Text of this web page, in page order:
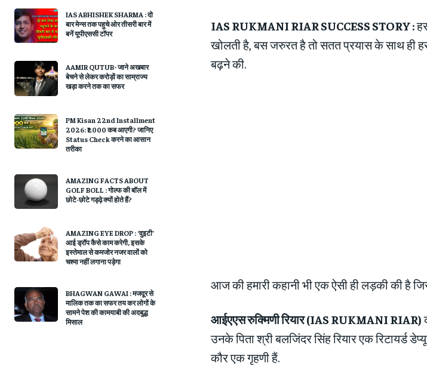
IAS ABHISHEK SHARMA : दो
बार मेन्स तक पहुचे ओर तीसरी बार में
बनें यूपीएससी टॉपर
AAMIR QUTUB- जाने अखबार
बेचने से लेकर करोड़ों का साम्राज्य
खड़ा करने तक का सफर
PM Kisan 22nd Installment
2026: ₹2000 कब आएगी? जानिए
Status Check करने का आसान
तरीका
AMAZING FACTS ABOUT
GOLF BOLL : गोल्फ की बॉल में
छोटे-छोटे गड्ढ़े क्यों होते हैं?
AMAZING EYE DROP : ‘वुइटी’
आई ड्रॉप कैसे काम करेगी, इसके
इस्‍तेमाल से कमजोर नजर वालों को
चश्‍मा नहीं लगाना पड़ेगा
BHAGWAN GAWAI : मजदूर से
मालिक तक का सफर तय कर लोगों के
सामने पेश की कामयाबी की अदबुद्ध
मिसाल
IAS RUKMANI RIAR SUCCESS STORY :
खोलती है, बस जरुरत है तो सतत प्रयास के साथ
बढ़ने की.
आज की हमारी कहानी भी एक ऐसी ही लड़की की है
आईएएस रुक्मिणी रियार (IAS RUKMANI RIAR)
उनके पिता श्री बलजिंदर सिंह रियार एक रिटायर्ड
कौर एक गृहणी हैं.